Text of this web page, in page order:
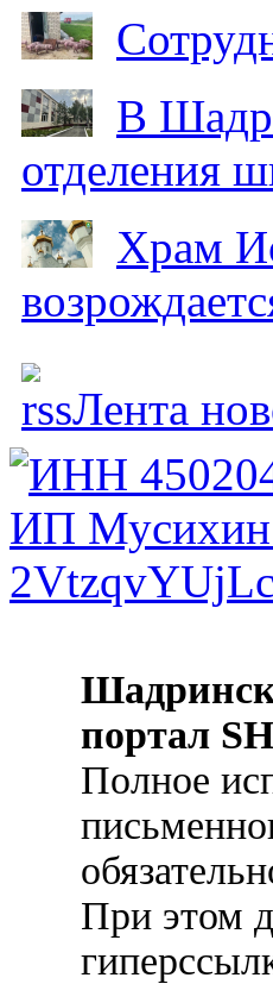
В
отделения
Храм
Лента
портал
Полное
При этом